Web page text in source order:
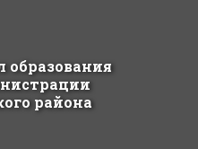
образования
района